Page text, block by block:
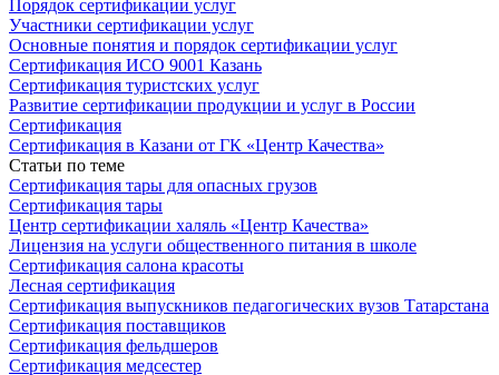
Порядок сертификации услуг
Участники сертификации услуг
Основные понятия и порядок сертификации услуг
Сертификация ИСО 9001 Казань
Сертификация туристских услуг
Развитие сертификации продукции и услуг в России
Сертификация
Сертификация в Казани от ГК «Центр Качества»
Статьи по теме
Сертификация тары для опасных грузов
Сертификация тары
Центр сертификации халяль «Центр Качества»
Лицензия на услуги общественного питания в школе
Сертификация салона красоты
Лесная сертификация
Сертификация выпускников педагогических вузов Татарстана
Сертификация поставщиков
Сертификация фельдшеров
Сертификация медсестер